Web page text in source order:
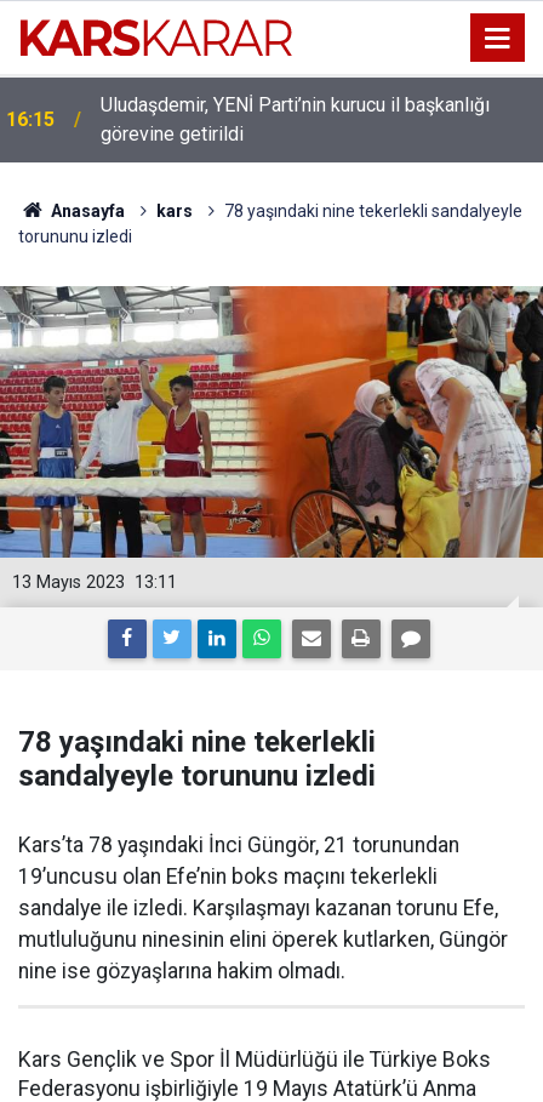
16:15
Uludaşdemir, YENİ Parti’nin kurucu il başkanlığı
görevine getirildi
Anasayfa kars
78 yaşındaki nine tekerlekli sandalyeyle
torununu izledi
13:11
13 Mayıs 2023
78 yaşındaki nine tekerlekli
sandalyeyle torununu izledi
Kars’ta 78 yaşındaki İnci Güngör, 21 torunundan
19’uncusu olan Efe’nin boks maçını tekerlekli
sandalye ile izledi. Karşılaşmayı kazanan torunu Efe,
mutluluğunu ninesinin elini öperek kutlarken, Güngör
nine ise gözyaşlarına hakim olmadı.
Kars Gençlik ve Spor İl Müdürlüğü ile Türkiye Boks
Federasyonu işbirliğiyle 19 Mayıs Atatürk’ü Anma